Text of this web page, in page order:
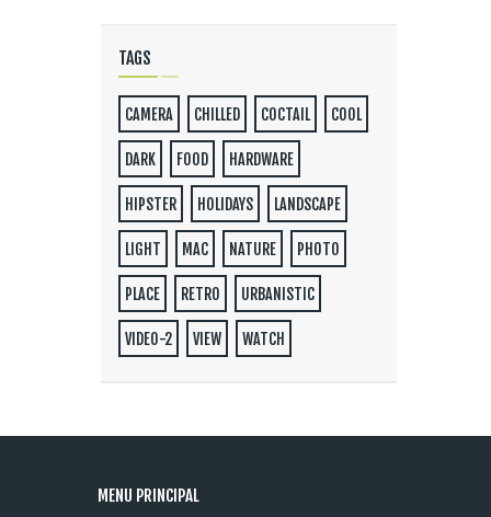
TAGS
CAMERA CHILLED COCTAIL COOL
DARK FOOD HARDWARE
HIPSTER HOLIDAYS LANDSCAPE
LIGHT MAC NATURE PHOTO
PLACE RETRO URBANISTIC
VIDEO-2 VIEW WATCH
MENU PRINCIPAL